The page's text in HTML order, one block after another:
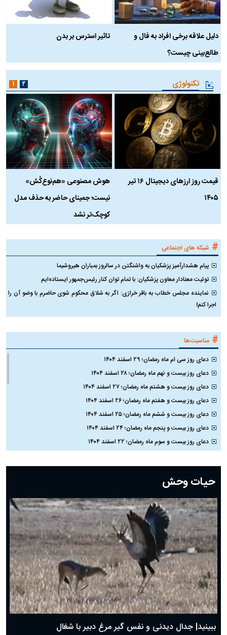
دلیل علاقه برخی افراد به فال و
طالع‌بینی چیست؟
تاثیر استرس بر بدن
تکنولوژی
قیمت روز ارز‌های دیجیتال ۱۶ تیر
۱۴۰۵
هوش مصنوعی «هم‌نوع‌کُش»
نیست؛ جمینای حاضر به حذف مدل
کوچک‌تر نشد
۱ ۲
# شبکه های اجتماعی
پیام هشدارآمیز پزشکیان به واشنگتن در سالروز بمباران هیروشیما
توئیت معنادار معاون پزشکیان: با تمام توان کنار رئیس‌جمهور ایستاده‌ایم
نماینده مجلس خطاب به باقر خرازی: اگر به شلاق محکوم شوی حاضرم با وضو آن را
اجرا کنم!
# مناسبت‌ها
دعای روز سی ام ماه رمضان؛ ۲۹ اسفند ۱۴۰۴
دعای روز بیست و نهم ماه رمضان؛ ۲۸ اسفند ۱۴۰۴
دعای روز بیست و هشتم ماه رمضان؛ ۲۷ اسفند ۱۴۰۴
دعای روز بیست و هفتم ماه رمضان؛ ۲۶ اسفند ۱۴۰۴
دعای روز بیست و ششم ماه رمضان؛ ۲۵ اسفند ۱۴۰۴
دعای روز بیست و پنجم ماه رمضان؛ ۲۴ اسفند ۱۴۰۴
دعای روز بیست و سوم ماه رمضان؛ ۲۲ اسفند ۱۴۰۴
دعای روز بیستم ماه رمضان؛ ۱۹ اسفند ۱۴۰۴
دعای روز هشتم ماه مبارک رمضان؛ ۷ اسفند ماه ۱۴۰۴
دعای روز هفتم ماه رمضان؛ ۶ اسفند ۱۴۰۴
دعای روز ششم ماه رمضان؛ ۵ اسفند ۱۴۰۴
دعای روز پنجم ماه رمضان؛ ۴ اسفند ۱۴۰۴
دعای روز چهارم ماه مبارک رمضان؛ ۳ اسفند ۱۴۰۴
دعای روز سوم ماه مبارک رمضان؛ ۱۴ اسفند ۱۴۰۴
دعای روز دوم ماه مبارک رمضان ۱ اسفند ماه ۱۴۰۴
دعای روز اول ماه مبارک رمضان، ۳۰ بهمن ۱۴۰۴
حضرت زینب(س) چگونه از دنیا رفت؟
بهترین پیامک تبریک روز پدر ۱۴۰۴؛ جملات زیبا و صمیمانه
حیات وحش
ببینید| جدال دیدنی و نفس گیر مرغ دبیر با شغال